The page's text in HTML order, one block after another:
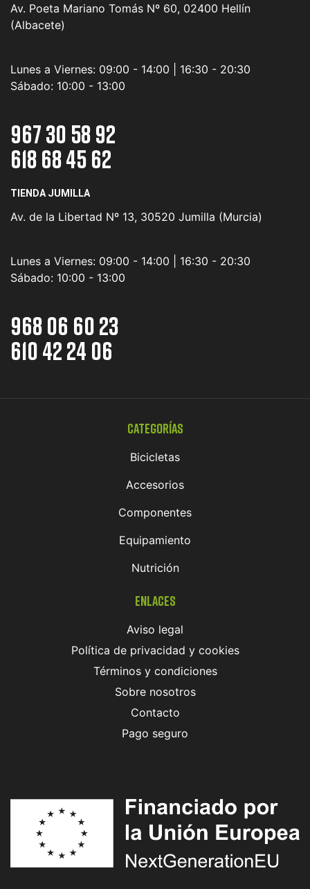
Av. Poeta Mariano Tomás Nº 60, 02400 Hellín
(Albacete)
Lunes a Viernes: 09:00 - 14:00 | 16:30 - 20:30
Sábado: 10:00 - 13:00
967 30 58 92
618 68 45 62
TIENDA JUMILLA
Av. de la Libertad Nº 13, 30520 Jumilla (Murcia)
Lunes a Viernes: 09:00 - 14:00 | 16:30 - 20:30
Sábado: 10:00 - 13:00
968 06 60 23
610 42 24 06
Categorías
Bicicletas
Accesorios
Componentes
Equipamiento
Nutrición
Enlaces
Aviso legal
Política de privacidad y cookies
Términos y condiciones
Sobre nosotros
Contacto
Pago seguro